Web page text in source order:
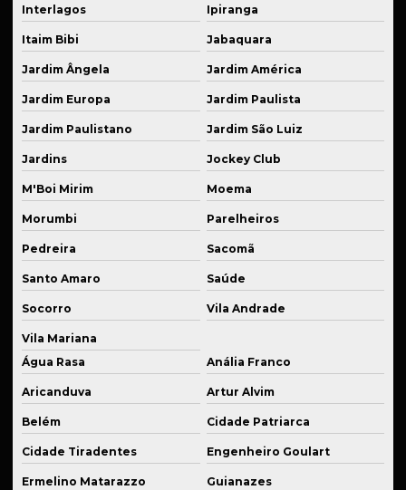
Peças para montagem de suspensão esportiva
Peças técnicas para equipamentos
Peças usinadas para suspensão fixa
Prestação de serviço de usinagem
Produção de componentes mecânicos
Produção de flanges em alumínio anodizado
Produção de kits de suspensão personalizados
Produção de peças para agroindústria
Produção em série cnc
Recuperação de peças danificadas
Recuperação de peças de reposição
Reparo de máquinas industriais
Roletes de carga
Interlagos Ipiranga
Itaim Bibi Jabaquara
Jardim Ângela Jardim América
Jardim Europa Jardim Paulista
Jardim Paulistano Jardim São Luiz
Jardins Jockey Club
M'Boi Mirim Moema
Morumbi Parelheiros
Pedreira Sacomã
Santo Amaro Saúde
Socorro Vila Andrade
Vila Mariana
Água Rasa
Anália Franco
Aricanduva Artur Alvim
Belém Cidade Patriarca
Cidade Tiradentes Engenheiro Goulart
Ermelino Matarazzo Guianazes